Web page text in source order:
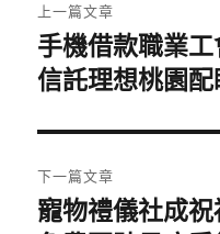
章
導
覽
上一篇文章
上
一
文
章:
手機借款職業
信託理想桃園
下一篇文章
下
寵物禮儀社成